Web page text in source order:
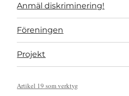
Anmäl diskriminering!
Föreningen
Projekt
Artikel 19 som verktyg